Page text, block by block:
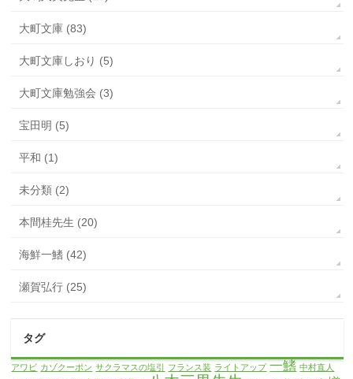
大町文庫 (83)
大町文庫しおり (5)
大町文庫勉強会 (3)
宝田明 (5)
平和 (1)
未分類 (2)
本間桂先生 (20)
海鮮一鰭 (42)
瀬賀弘行 (25)
タグ
アワビ カゾクーポン サクラマスの塩引 フランス装 ライトアップ 一鰭 中村直人